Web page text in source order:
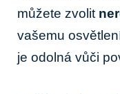
můžete zvolit⁣
vašemu⁣
je odolná vůči